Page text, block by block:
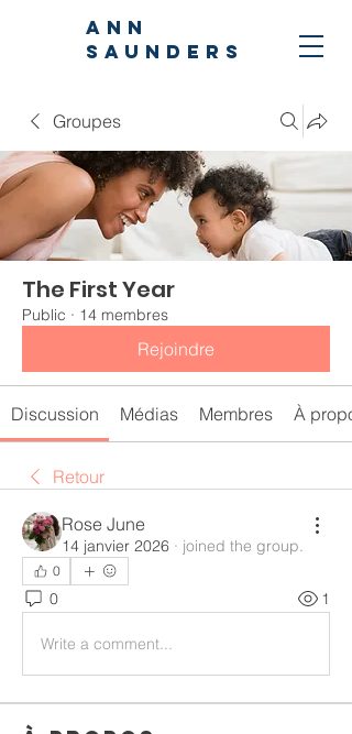
ANN
SAUNDERS
Groupes
The First Year
Public · 14 membres
Rejoindre
Discussion Médias Membres À
Retour
Rose June
14 janvier 2026 · joined the group.
0
0 1
Write a comment...